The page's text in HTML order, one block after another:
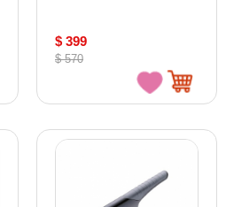
$ 399
$ 570